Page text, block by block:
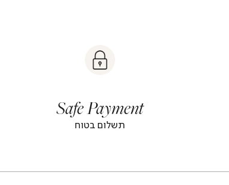
safe
footer
banner
(4)
Safe Payment
תשלום בטוח